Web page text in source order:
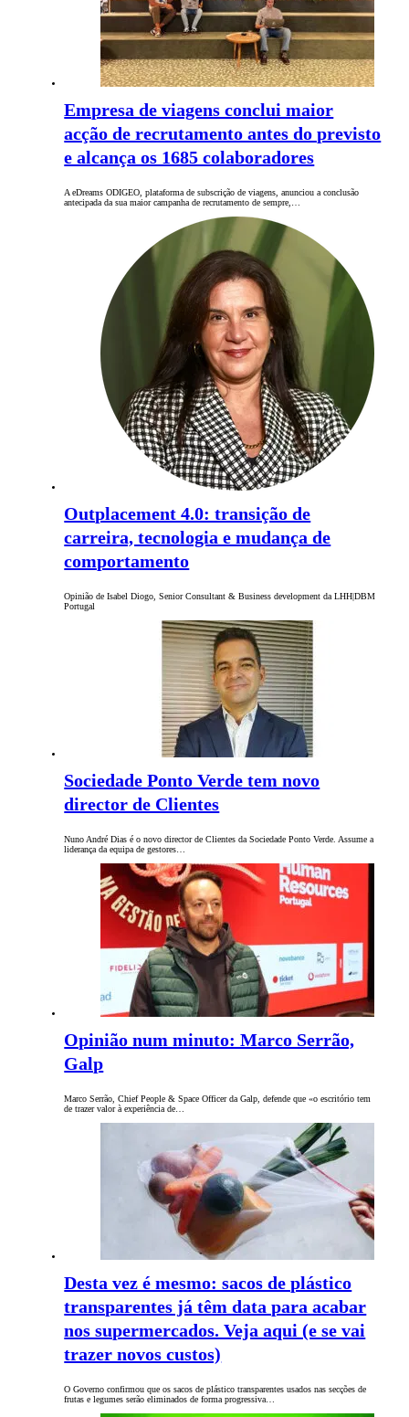
Empresa de viagens conclui maior
acção de recrutamento antes do previsto
e alcança os 1685 colaboradores
A eDreams ODIGEO, plataforma de subscrição de viagens, anunciou a conclusão
antecipada da sua maior campanha de recrutamento de sempre,…
Outplacement 4.0: transição de
carreira, tecnologia e mudança de
comportamento
Opinião de Isabel Diogo, Senior Consultant & Business development da LHH|DBM
Portugal
Sociedade Ponto Verde tem novo
director de Clientes
Nuno André Dias é o novo director de Clientes da Sociedade Ponto Verde. Assume a
liderança da equipa de gestores…
Opinião num minuto: Marco Serrão,
Galp
Marco Serrão, Chief People & Space Officer da Galp, defende que «o escritório tem
de trazer valor à experiência de…
Desta vez é mesmo: sacos de plástico
transparentes já têm data para acabar
nos supermercados. Veja aqui (e se vai
trazer novos custos)
O Governo confirmou que os sacos de plástico transparentes usados nas secções de
frutas e legumes serão eliminados de forma progressiva…